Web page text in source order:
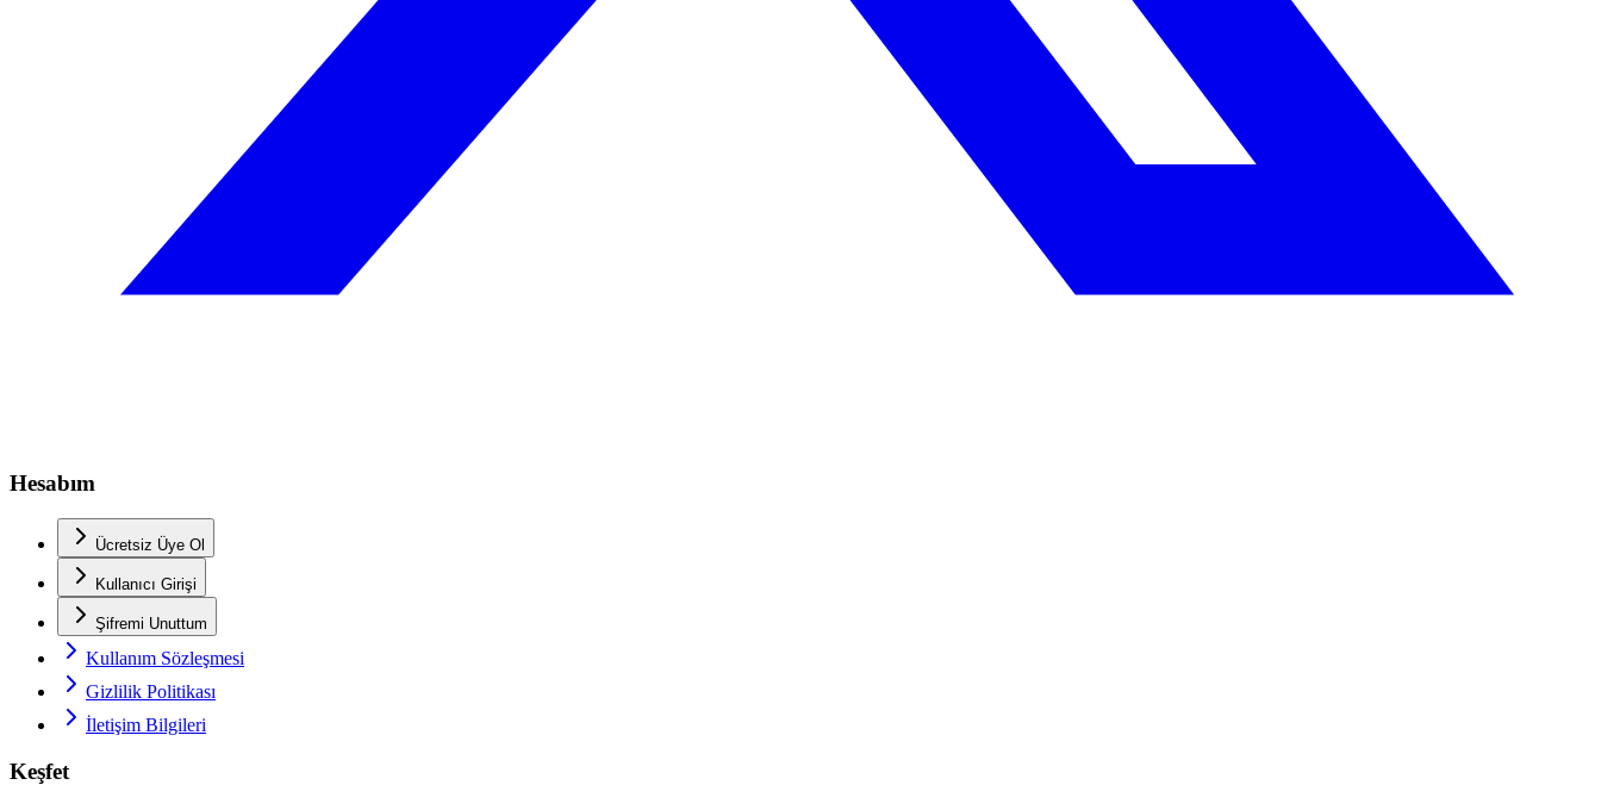
Hesabım
Ücretsiz Üye Ol
Kullanıcı Girişi
Şifremi Unuttum
Kullanım Sözleşmesi
Gizlilik Politikası
İletişim Bilgileri
Keşfet